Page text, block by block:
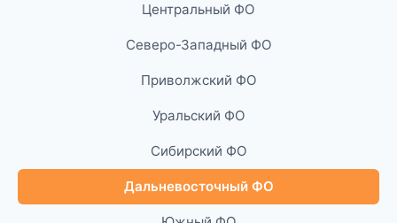
Центральный ФО
Северо-Западный ФО
Приволжский ФО
Уральский ФО
Сибирский ФО
Дальневосточный ФО